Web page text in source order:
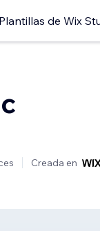
Plantillas de Wix
Creada en